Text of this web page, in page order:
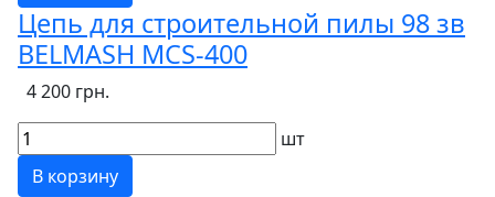
Цепь для строительной пилы 98 зв
BELMASH MCS-400
4 200 грн.
шт
В корзину